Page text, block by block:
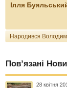
Ілля
Народився
Пов’язані
28 квітня